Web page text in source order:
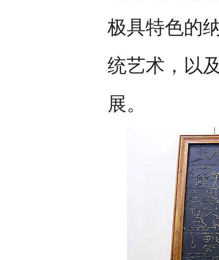
极具特色的
统艺术，以
展。